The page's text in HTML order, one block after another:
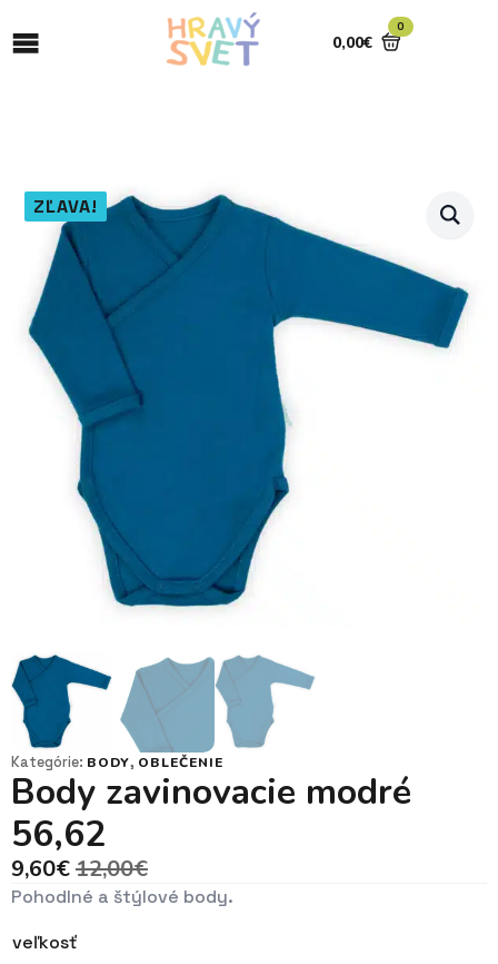
0,00€
0
ZĽAVA!
Kategórie: BODY, OBLEČENIE
Body zavinovacie modré
56,62
12,00€
Pôvodná
cena
bola:
9,60€
Aktuálna
cena
je:
Pohodlné a štýlové body.
veľkosť